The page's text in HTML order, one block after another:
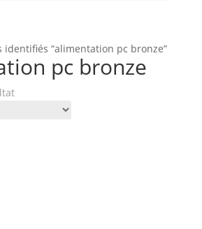
identifiés “alimentation pc bronze”
pc bronze